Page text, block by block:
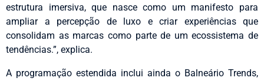
estrutura imersiva, que nasce como um manifesto para
ampliar a percepção de luxo e criar experiências que
consolidam as marcas como parte de um ecossistema de
tendências.”, explica.
A programação estendida inclui ainda o Balneário Trends,